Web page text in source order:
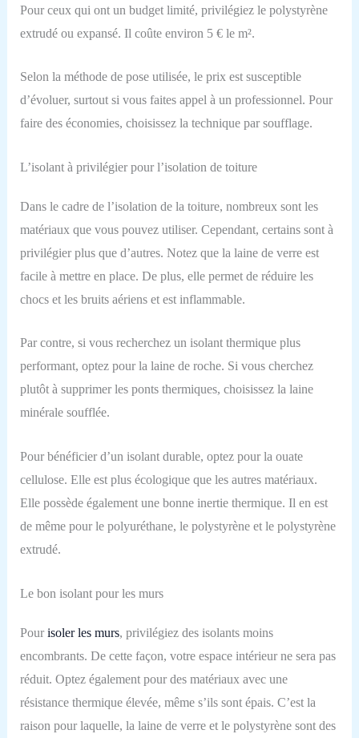
Pour ceux qui ont un budget limité, privilégiez le polystyrène
extrudé ou expansé. Il coûte environ 5 € le m².
Selon la méthode de pose utilisée, le prix est susceptible
d’évoluer, surtout si vous faites appel à un professionnel. Pour
faire des économies, choisissez la technique par soufflage.
L’isolant à privilégierpour l’isolation de toiture
Dans le cadre de l’isolation de la toiture, nombreux sont les
matériaux que vous pouvez utiliser. Cependant, certains sont à
privilégier plus que d’autres. Notez que la laine de verre est
facile à mettre en place. De plus, elle permet de réduire les
chocs et les bruits aériens etest inflammable.
Par contre, si vous recherchez un isolant thermique plus
performant, optez pour la laine de roche. Si vous cherchez
plutôt à supprimer les ponts thermiques, choisissez la laine
minérale soufflée.
Pour bénéficier d’un isolant durable, optez pourla ouate
cellulose. Elle est plus écologique que les autres matériaux.
Elle possède également une bonne inertie thermique. Il en est
de même pourle polyuréthane, le polystyrène etle polystyrène
extrudé.
Le bon isolant pour les murs
Pour isoler les murs, privilégiez des isolants moins
encombrants. De cette façon, votre espace intérieur ne sera pas
réduit. Optez également pour des matériaux avec une
résistance thermique élevée, même s’ils sont épais. C’est la
raison pour laquelle, la laine de verre et le polystyrène sont des